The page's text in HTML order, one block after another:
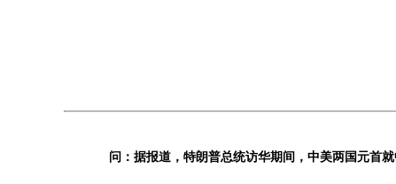
问：据报道，特朗普总统访华期间，中美两国元首